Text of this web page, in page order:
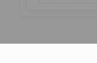
Hakkında Şartlar